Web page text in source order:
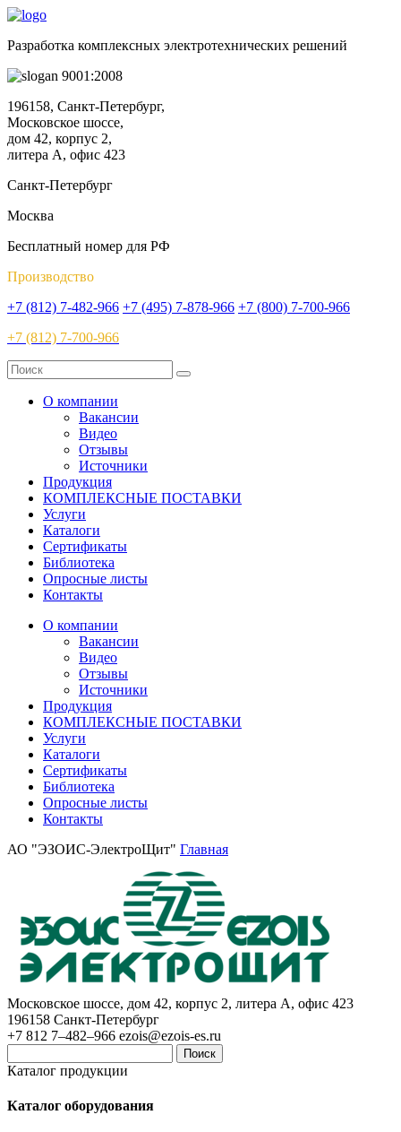
Разработка комплексных электротехнических решений
9001:2008
196158, Санкт-Петербург,
Московское шоссе,
дом 42, корпус 2,
литера А, офис 423
Санкт-Петербург
Москва
Бесплатный номер для РФ
Производство
+7 (812) 7-482-966 +7 (495) 7-878-966 +7 (800) 7-700-966
+7 (812) 7-700-966
О компании
Вакансии
Видео
Отзывы
Источники
Продукция
КОМПЛЕКСНЫЕ ПОСТАВКИ
Услуги
Каталоги
Сертификаты
Библиотека
Опросные листы
Контакты
О компании
Вакансии
Видео
Отзывы
Источники
Продукция
КОМПЛЕКСНЫЕ ПОСТАВКИ
Услуги
Каталоги
Сертификаты
Библиотека
Опросные листы
Контакты
АО "ЭЗОИС-ЭлектроЩит" Главная
Московское шоссе, дом 42, корпус 2, литера А, офис 423
196158 Санкт-Петербург
+7 812 7–482–966 ezois@ezois-es.ru
Поиск
Каталог продукции
Каталог оборудования